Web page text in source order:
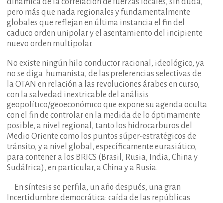
dinámica de la correlación de fuerzas locales, sin duda,
pero más que nada regionales y fundamentalmente
globales que reflejan en última instancia el fin del
caduco orden unipolar y el asentamiento del incipiente
nuevo orden multipolar.
No existe ningún hilo conductor racional, ideológico, ya
no se diga humanista, de las preferencias selectivas de
la OTAN en relación a las revoluciones árabes en curso,
con la salvedad inextricable del análisis
geopolítico/geoeconómico que expone su agenda oculta
con el fin de controlar en la medida de lo óptimamente
posible, a nivel regional, tanto los hidrocarburos del
Medio Oriente como los puntos súper-estratégicos de
tránsito, y a nivel global, específicamente eurasiático,
para contener a los BRICS (Brasil, Rusia, India, China y
Sudáfrica), en particular, a China y a Rusia.
En síntesis se perfila, un año después, una gran
Incertidumbre democrática: caída de las repúblicas